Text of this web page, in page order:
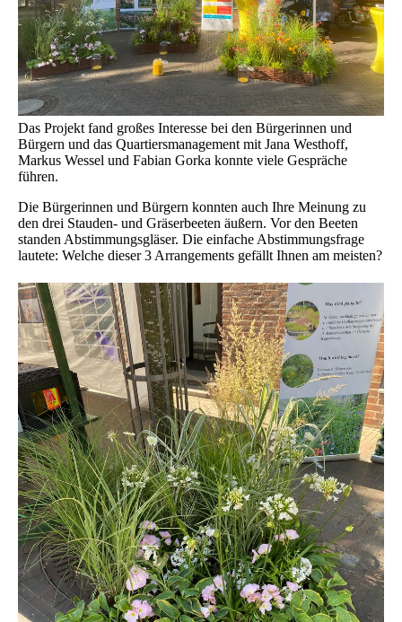
Das Projekt fand großes Interesse bei den Bürgerinnen und
Bürgern und das Quartiersmanagement mit Jana Westhoff,
Markus Wessel und Fabian Gorka konnte viele Gespräche
führen.
Die Bürgerinnen und Bürgern konnten auch Ihre Meinung zu
den drei Stauden- und Gräserbeeten äußern. Vor den Beeten
standen Abstimmungsgläser. Die einfache Abstimmungsfrage
lautete: Welche dieser 3 Arrangements gefällt Ihnen am meisten?